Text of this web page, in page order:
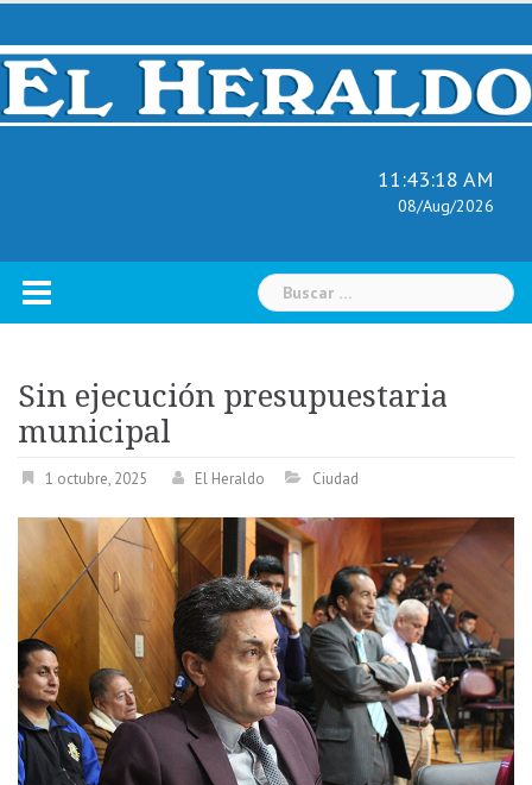
Skip
content
11:43:19 AM
08/Aug/2026
Buscar:
Sin ejecución presupuestaria
municipal
1 octubre, 2025 El Heraldo Ciudad